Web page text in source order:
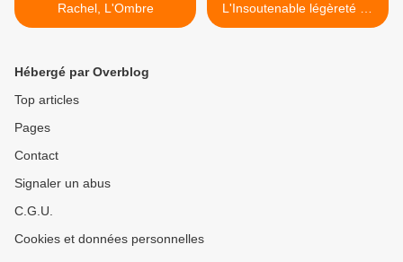
Rachel, L'Ombre
L'Insoutenable légèreté de
l'être >
Hébergé par Overblog
Top articles
Pages
Contact
Signaler un abus
C.G.U.
Cookies et données personnelles